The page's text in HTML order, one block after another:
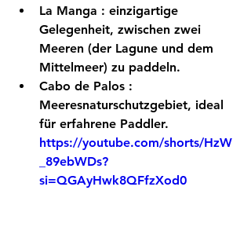
La Manga : einzigartige
Gelegenheit, zwischen zwei
Meeren (der Lagune und dem
Mittelmeer) zu paddeln.
Cabo de Palos :
Meeresnaturschutzgebiet, ideal
für erfahrene Paddler.
https://youtube.com/shorts/HzW
_89ebWDs?
si=QGAyHwk8QFfzXod0